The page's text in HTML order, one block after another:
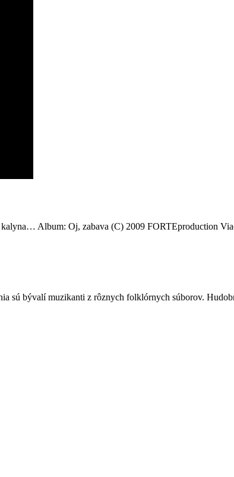
Album: Oj, zabava (C) 2009 FORTEproduction
sú bývalí muzikanti z rôznych folklórnych súborov.